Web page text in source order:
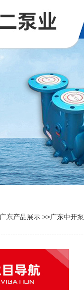
广东产品展示 >>广东中开泵